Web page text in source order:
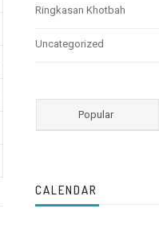
Ringkasan Khotbah
Uncategorized
Popular
CALENDAR